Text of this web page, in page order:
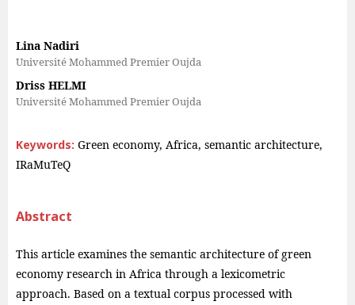
Lina Nadiri
Université Mohammed Premier Oujda
Driss HELMI
Université Mohammed Premier Oujda
Keywords: Green economy, Africa, semantic architecture,
IRaMuTeQ
Abstract
This article examines the semantic architecture of green
economy research in Africa through a lexicometric
approach. Based on a textual corpus processed with